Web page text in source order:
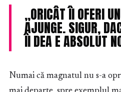
„ORICÂT ÎI OFERI
AJUNGE. SIGUR,
ÎI DEA E ABSOLUT
Numai că magnatul nu s-a